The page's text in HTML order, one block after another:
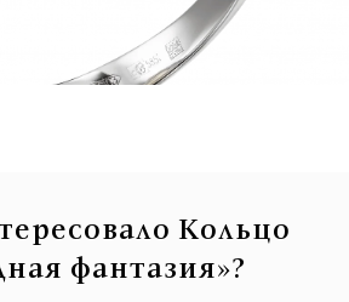
Кольцо
фантазия»?